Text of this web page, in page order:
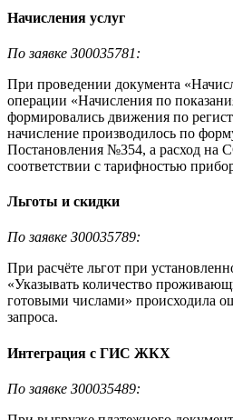
Начисления услуг
По заявке З00035781:
При проведении документа
операции «Начисления по
формировались движения по
начисление производилось по
Постановления №354, а расход на
соответствии с тарифностью
Льготы и скидки
По заявке З00035789:
При расчёте льгот при
«Указывать количество
готовыми числами» происходила
запроса.
Интеграция с ГИС ЖКХ
По заявке З00035489: